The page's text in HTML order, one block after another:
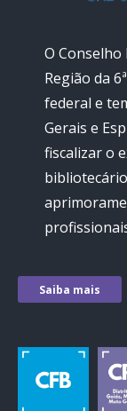
O
Região da
federal e
Gerais e
fiscalizar o
Saiba mais